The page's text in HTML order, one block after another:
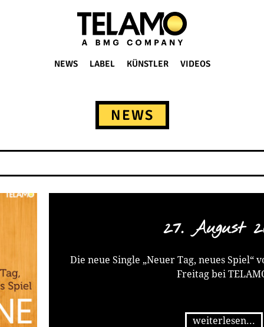
NEWS LABEL KÜNSTLER VIDEOS
NEWS
27. August
Die neue Single „Neuer Tag, neues Spiel“
Freitag bei
weiterlesen...